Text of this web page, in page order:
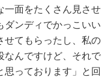
一面をたくさん見させ
ダンディでかっこいい
せてもらったし、私の
なんですけど、それで
っております」と回